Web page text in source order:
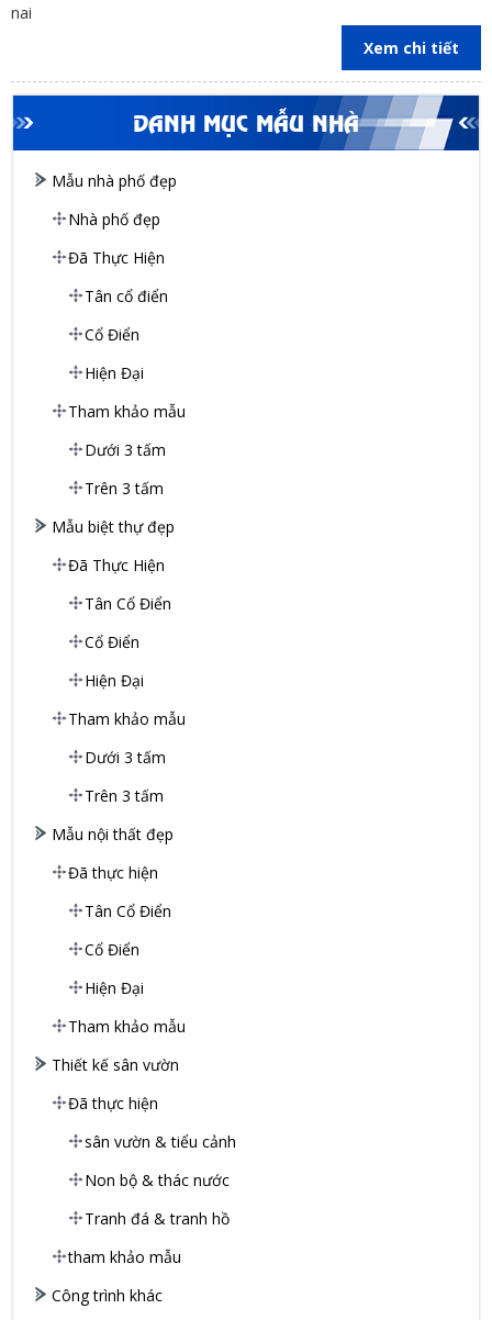
DANH MỤC MẪU NHÀ
Mẫu nhà phố đẹp
Nhà phố đẹp
Đã Thực Hiện
Tân cổ điển
Cổ Điển
Hiện Đại
Tham khảo mẫu
Dưới 3 tấm
Trên 3 tấm
Mẫu biệt thự đẹp
Đã Thực Hiện
Tân Cổ Điển
Cổ Điển
Hiện Đại
Tham khảo mẫu
Dưới 3 tấm
Trên 3 tấm
Mẫu nội thất đẹp
Đã thực hiện
Tân Cổ Điển
Cổ Điển
Hiện Đại
Tham khảo mẫu
Thiết kế sân vườn
Đã thực hiện
sân vườn & tiểu cảnh
Non bộ & thác nước
Tranh đá & tranh hồ
tham khảo mẫu
Công trình khác
nai
Xem chi tiết